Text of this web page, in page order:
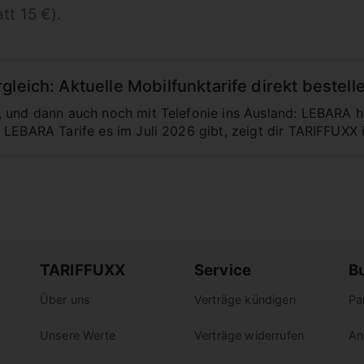
15 €).
Aktuelle Mobilfunktarife direkt
dann auch noch mit Telefonie ins Ausland: LEBARA
Tarife es im Juli 2026 gibt, zeigt dir
TARIFFUXX
Über uns
Unsere Werte
Service
Verträge kündigen
Verträge widerrufen